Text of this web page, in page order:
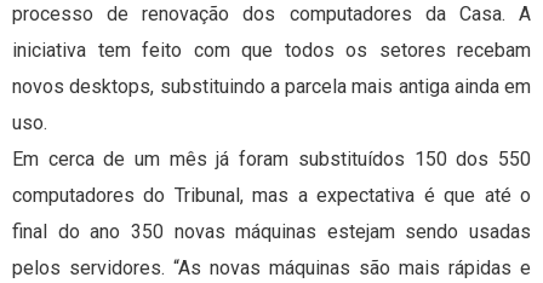
processo de renovação dos computadores da Casa. A
iniciativa tem feito com que todos os setores recebam
novos desktops, substituindo a parcela mais antiga ainda em
uso.
Em cerca de um mês já foram substituídos 150 dos 550
computadores do Tribunal, mas a expectativa é que até o
final do ano 350 novas máquinas estejam sendo usadas
pelos servidores. “As novas máquinas são mais rápidas e